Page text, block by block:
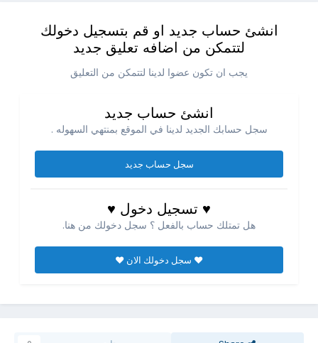
انشئ حساب جديد او قم بتسجيل دخولك
لتتمكن من اضافه تعليق جديد
يجب ان تكون عضوا لدينا لتتمكن من التعليق
انشئ حساب جديد
سجل حسابك الجديد لدينا في الموقع بمنتهي السهوله .
سجل حساب جديد
♥ تسجيل دخول ♥
هل تمتلك حساب بالفعل ؟ سجل دخولك من هنا.
♥ سجل دخولك الان ♥